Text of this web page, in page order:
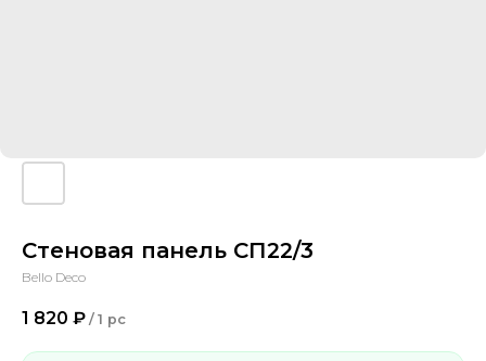
Стеновая панель СП22/3
Bello Deco
1 820 ₽ / 1 pc